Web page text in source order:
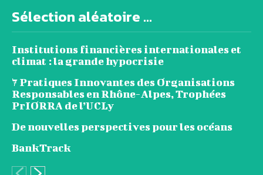
Sélection aléatoire ...
Institutions financières internationales et
climat : la grande hypocrisie
7 Pratiques Innovantes des Organisations
Responsables en Rhône-Alpes, Trophées
PrIORRA de l’UCLy
De nouvelles perspectives pour les océans
BankTrack